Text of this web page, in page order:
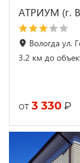
АТРИУМ (г.
Вологда ул.
3.2 км до
от 3 330 ₽